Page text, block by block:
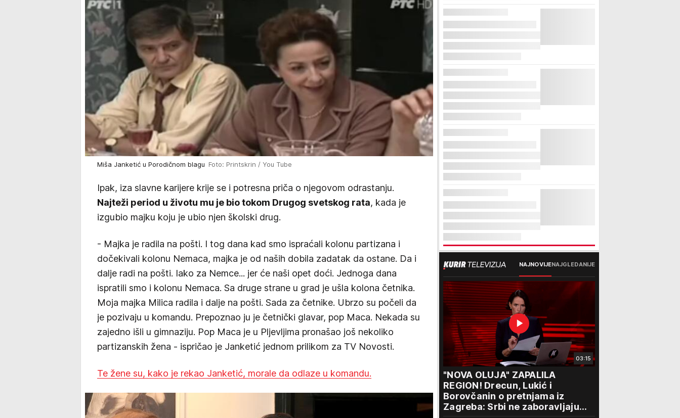
Miša Janketić u Porodičnom blagu Foto: Printskrin / You Tube
Ipak, iza slavne karijere krije se i potresna priča o njegovom odrastanju.
Najteži period u životu mu je bio tokom Drugog svetskog rata, kada je
izgubio majku koju je ubio njen školski drug.
- Majka je radila na pošti. I tog dana kad smo ispraćali kolonu partizana i
dočekivali kolonu Nemaca, majka je od naših dobila zadatak da ostane. Da i
dalje radi na pošti. Iako za Nemce... jer će naši opet doći. Jednoga dana
ispratili smo i kolonu Nemaca. Sa druge strane u grad je ušla kolona četnika.
Moja majka Milica radila i dalje na pošti. Sada za četnike. Ubrzo su počeli da
je pozivaju u komandu. Prepoznao ju je četnički glavar, pop Maca. Nekada su
zajedno išli u gimnaziju. Pop Maca je u Pljevljima pronašao još nekoliko
partizanskih žena - ispričao je Janketić jednom prilikom za TV Novosti.
Te žene su, kako je rekao Janketić, morale da odlaze u komandu.
NAJNOVIJENAJGLEDANIJE
03:15
"NOVA OLUJA" ZAPALILA
REGION! Drecun, Lukić i
Borovčanin o pretnjama iz
Zagreba: Srbi ne zaboravljaju